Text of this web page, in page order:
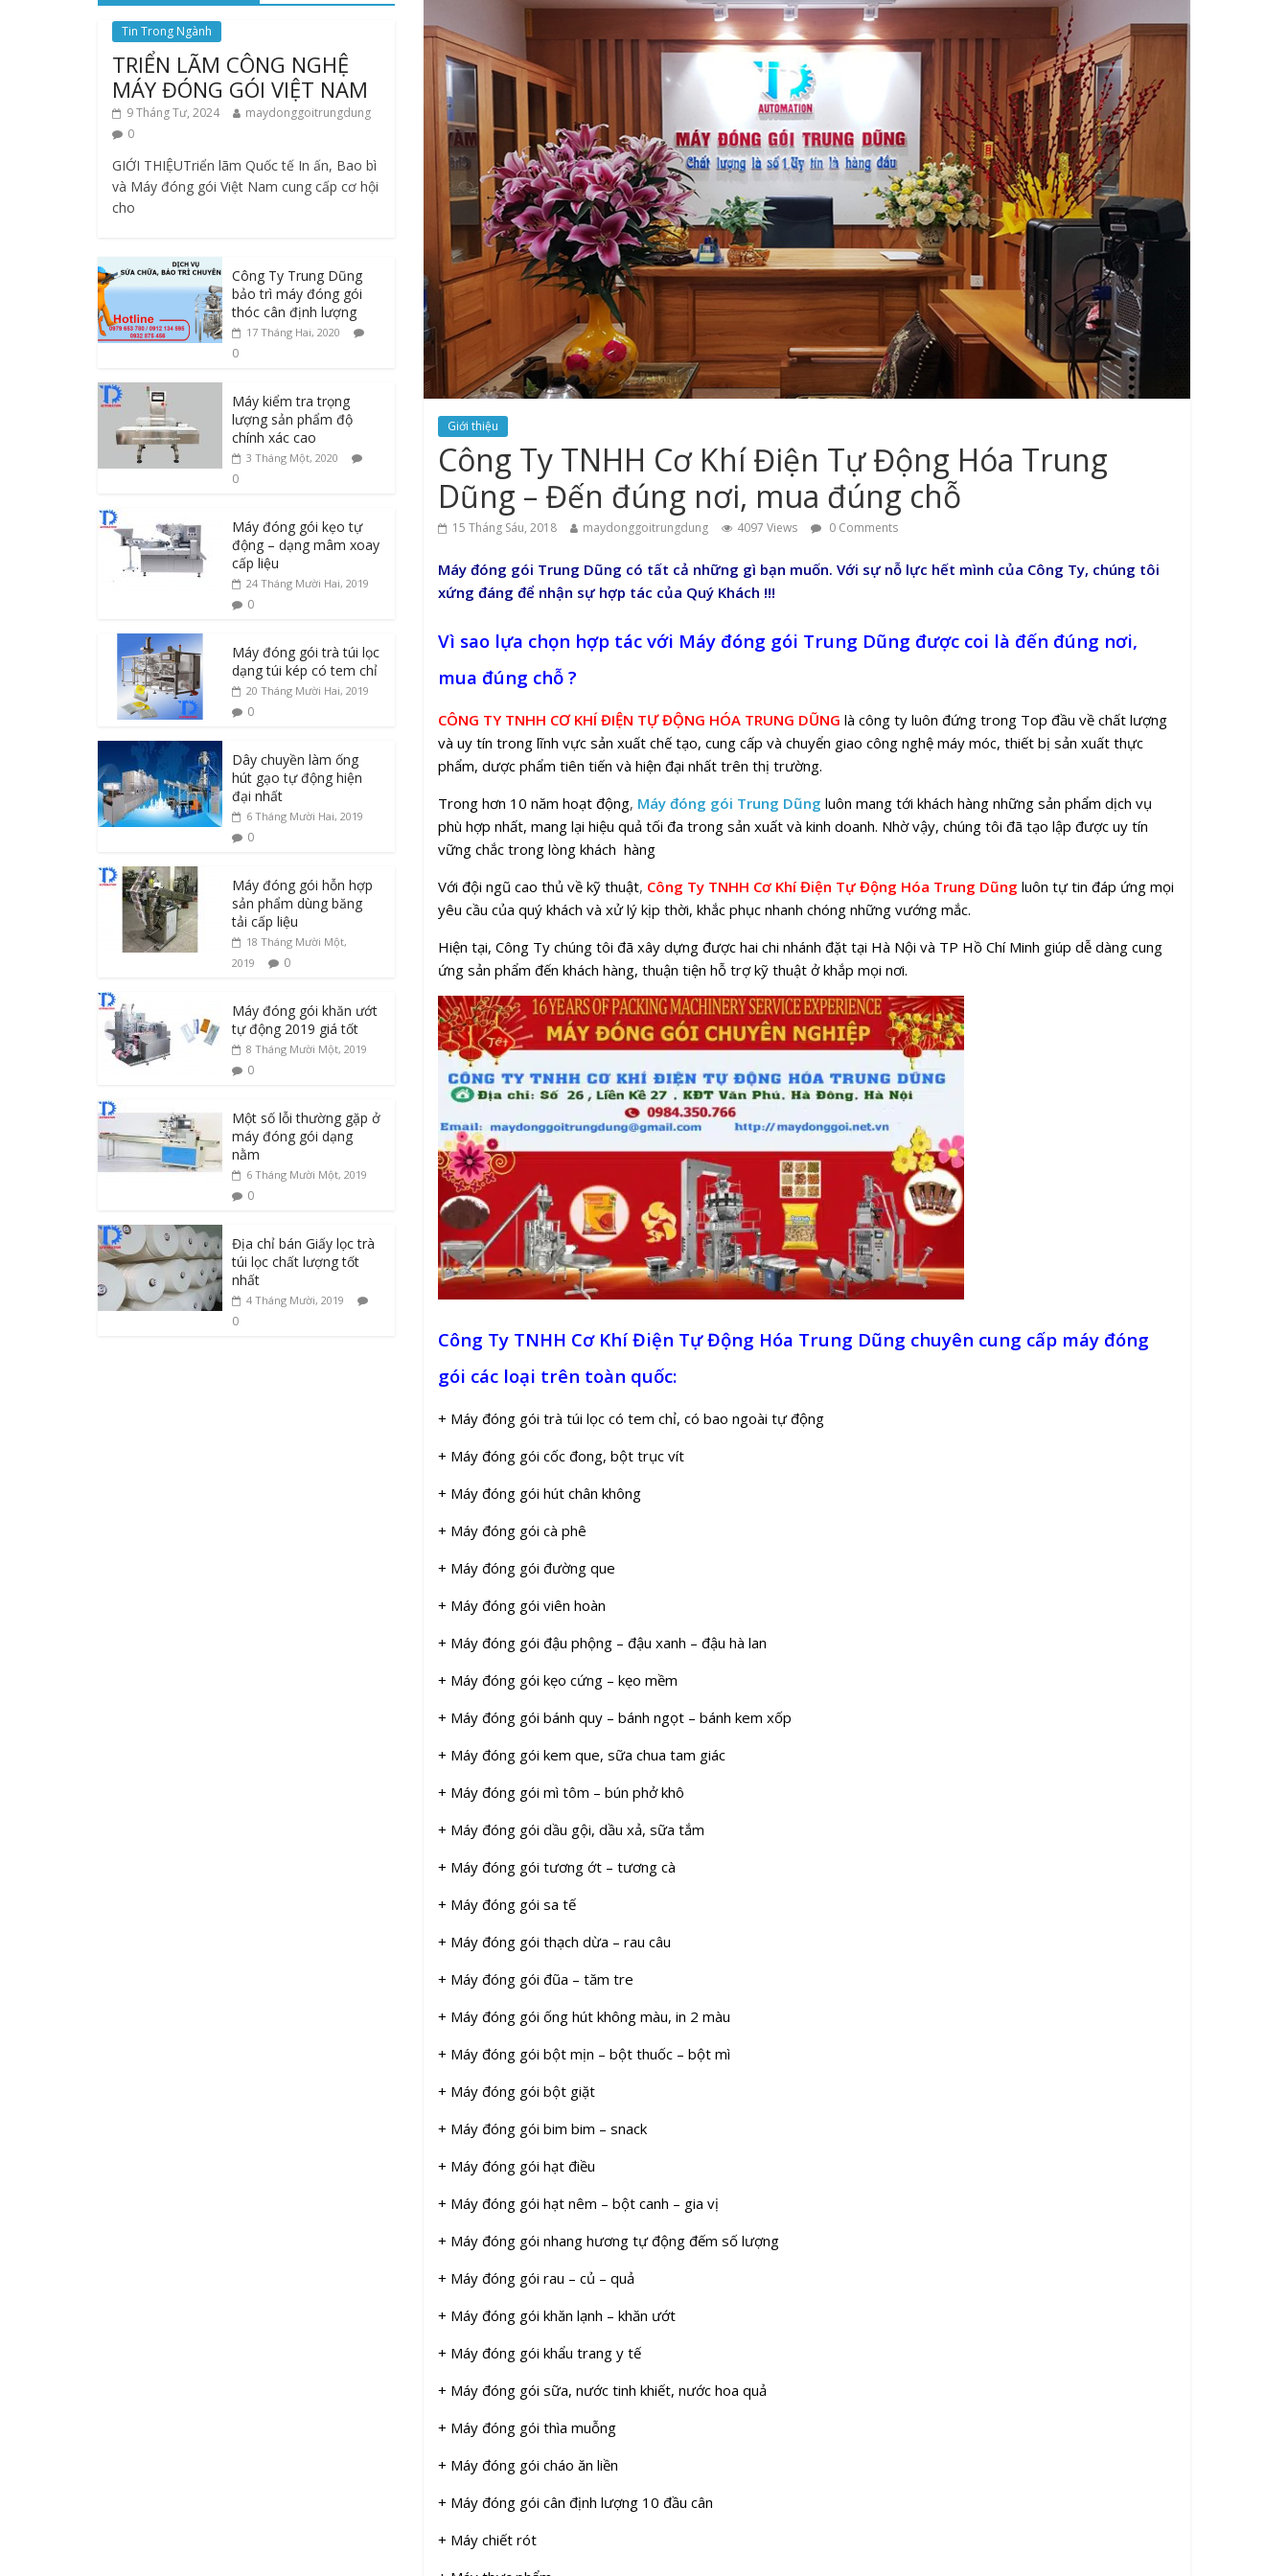
Giới thiệu
Công Ty TNHH Cơ Khí Điện Tự Động Hóa Trung
Dũng – Đến đúng nơi, mua đúng chỗ
15 Tháng Sáu, 2018 maydonggoitrungdung 4097 Views 0 Comments
Máy đóng gói Trung Dũng có tất cả những gì bạn muốn. Với sự nỗ lực hết mình của Công Ty, chúng tôi
xứng đáng để nhận sự hợp tác của Quý Khách !!!
Vì sao lựa chọn hợp tác với Máy đóng gói Trung Dũng được coi là đến đúng nơi,
mua đúng chỗ ?
CÔNG TY TNHH CƠ KHÍ ĐIỆN TỰ ĐỘNG HÓA TRUNG DŨNG là công ty luôn đứng trong Top đầu về chất lượng
và uy tín trong lĩnh vực sản xuất chế tạo, cung cấp và chuyển giao công nghệ máy móc, thiết bị sản xuất thực
phẩm, dược phẩm tiên tiến và hiện đại nhất trên thị trường.
Trong hơn 10 năm hoạt động, Máy đóng gói Trung Dũng luôn mang tới khách hàng những sản phẩm dịch vụ
phù hợp nhất, mang lại hiệu quả tối đa trong sản xuất và kinh doanh. Nhờ vậy, chúng tôi đã tạo lập được uy tín
vững chắc trong lòng khách hàng
Với đội ngũ cao thủ về kỹ thuật, Công Ty TNHH Cơ Khí Điện Tự Động Hóa Trung Dũng luôn tự tin đáp ứng mọi
yêu cầu của quý khách và xử lý kịp thời, khắc phục nhanh chóng những vướng mắc.
Hiện tại, Công Ty chúng tôi đã xây dựng được hai chi nhánh đặt tại Hà Nội và TP Hồ Chí Minh giúp dễ dàng cung
ứng sản phẩm đến khách hàng, thuận tiện hỗ trợ kỹ thuật ở khắp mọi nơi.
Công Ty TNHH Cơ Khí Điện Tự Động Hóa Trung Dũng chuyên cung cấp máy đóng
gói các loại trên toàn quốc:
+ Máy đóng gói trà túi lọc có tem chỉ, có bao ngoài tự động
+ Máy đóng gói cốc đong, bột trục vít
+ Máy đóng gói hút chân không
+ Máy đóng gói cà phê
+ Máy đóng gói đường que
+ Máy đóng gói viên hoàn
+ Máy đóng gói đậu phộng – đậu xanh – đậu hà lan
+ Máy đóng gói kẹo cứng – kẹo mềm
+ Máy đóng gói bánh quy – bánh ngọt – bánh kem xốp
+ Máy đóng gói kem que, sữa chua tam giác
+ Máy đóng gói mì tôm – bún phở khô
+ Máy đóng gói dầu gội, dầu xả, sữa tắm
+ Máy đóng gói tương ớt – tương cà
+ Máy đóng gói sa tế
+ Máy đóng gói thạch dừa – rau câu
+ Máy đóng gói đũa – tăm tre
+ Máy đóng gói ống hút không màu, in 2 màu
+ Máy đóng gói bột mịn – bột thuốc – bột mì
+ Máy đóng gói bột giặt
+ Máy đóng gói bim bim – snack
+ Máy đóng gói hạt điều
+ Máy đóng gói hạt nêm – bột canh – gia vị
+ Máy đóng gói nhang hương tự động đếm số lượng
+ Máy đóng gói rau – củ – quả
+ Máy đóng gói khăn lạnh – khăn ướt
+ Máy đóng gói khẩu trang y tế
+ Máy đóng gói sữa, nước tinh khiết, nước hoa quả
+ Máy đóng gói thìa muỗng
+ Máy đóng gói cháo ăn liền
+ Máy đóng gói cân định lượng 10 đầu cân
+ Máy chiết rót
Tin Trong Ngành
TRIỂN LÃM CÔNG NGHỆ
MÁY ĐÓNG GÓI VIỆT NAM
9 Tháng Tư, 2024
maydonggoitrungdung
0
GIỚI THIỆUTriển lãm Quốc tế In ấn, Bao bì
và Máy đóng gói Việt Nam cung cấp cơ hội
cho
Công Ty Trung Dũng
bảo trì máy đóng gói
thóc cân định lượng
17 Tháng Hai, 2020
0
Máy kiểm tra trọng
lượng sản phẩm độ
chính xác cao
3 Tháng Một, 2020
0
Máy đóng gói kẹo tự
động – dạng mâm xoay
cấp liệu
24 Tháng Mười Hai, 2019
0
Máy đóng gói trà túi lọc
dạng túi kép có tem chỉ
20 Tháng Mười Hai, 2019
0
Dây chuyền làm ống
hút gạo tự động hiện
đại nhất
6 Tháng Mười Hai, 2019
0
Máy đóng gói hỗn hợp
sản phẩm dùng băng
tải cấp liệu
18 Tháng Mười Một,
2019
0
Máy đóng gói khăn ướt
tự động 2019 giá tốt
8 Tháng Mười Một, 2019
0
Một số lỗi thường gặp ở
máy đóng gói dạng
nằm
6 Tháng Mười Một, 2019
0
Địa chỉ bán Giấy lọc trà
túi lọc chất lượng tốt
nhất
4 Tháng Mười, 2019
0